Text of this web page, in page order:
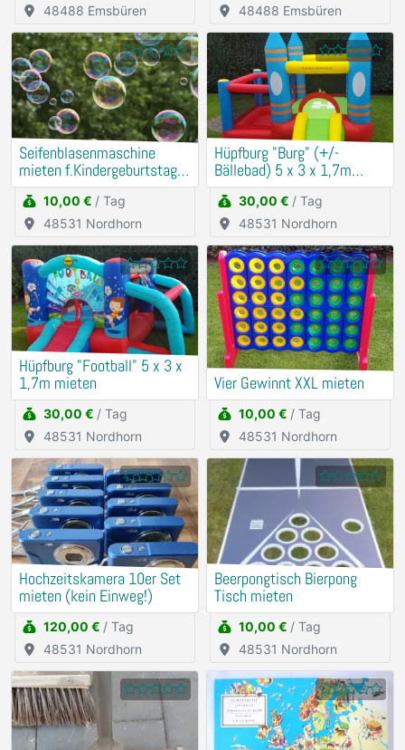
48488 Emsbüren
48488 Emsbüren
Seifenblasenmaschine
mieten f.Kindergeburtstag
u.a.
10,00 € / Tag
48531 Nordhorn
Hüpfburg "Burg" (+/-
Bällebad) 5 x 3 x 1,7m
mieten
30,00 € / Tag
48531 Nordhorn
Hüpfburg "Football" 5 x 3 x
1,7m mieten
30,00 € / Tag
48531 Nordhorn
Vier Gewinnt XXL mieten
10,00 € / Tag
48531 Nordhorn
Hochzeitskamera 10er Set
mieten (kein Einweg!)
120,00 € / Tag
48531 Nordhorn
Beerpongtisch Bierpong
Tisch mieten
10,00 € / Tag
48531 Nordhorn